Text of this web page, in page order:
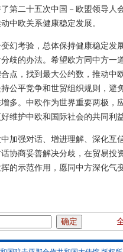
第二十五次中国－欧盟领导人
中欧关系健康稳定发展。
幻考验，总体保持健康稳定发
歧的办法。希望欧方同中方一
点，找到最大公约数，推动中
公平竞争和世贸组织规则，避
多。中欧作为世界重要两极，
维护中欧和国际社会的共同利
加强对话、增进理解、深化互
协商妥善解决分歧，在贸易投
的示范作用，愿同中方深化气